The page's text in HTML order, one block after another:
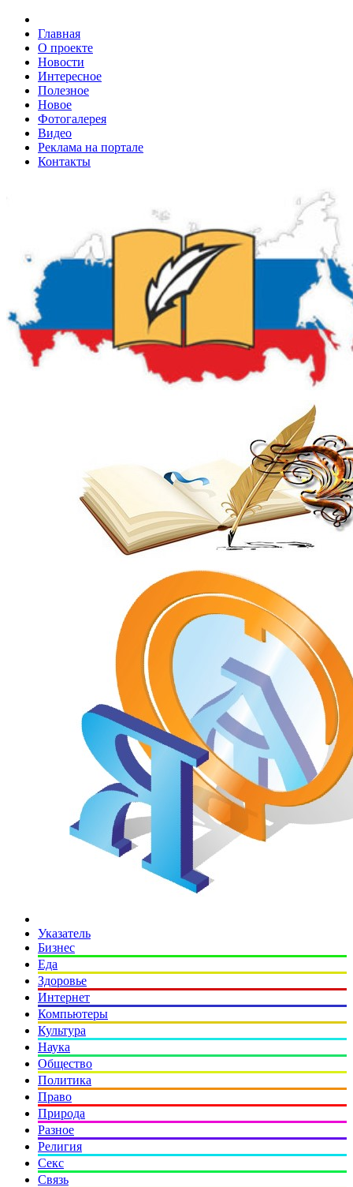
Главная
О проекте
Новости
Интересное
Полезное
Новое
Фотогалерея
Видео
Реклама на портале
Контакты
Указатель
Бизнес
Еда
Здоровье
Интернет
Компьютеры
Культура
Наука
Общество
Политика
Право
Природа
Разное
Религия
Секс
Связь